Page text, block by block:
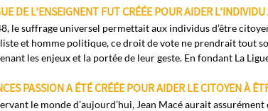
DE L’ENSEIGNENT FUT CRÉÉE POUR AIDER
le suffrage universel permettait aux individus d’être
et homme politique, ce droit de vote ne prendrait tout
les enjeux et la portée de leur geste. En fondant La
PASSION A ÉTÉ CRÉÉE POUR AIDER LE CITOYEN À
le monde d’aujourd’hui, Jean Macé aurait